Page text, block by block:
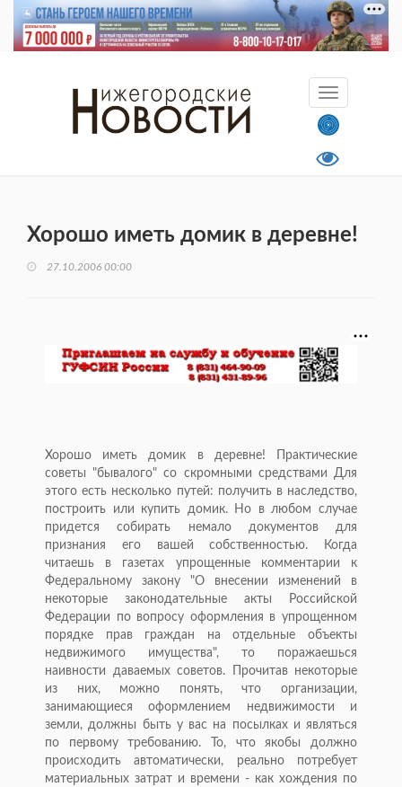
Хорошо иметь домик в деревне!
27.10.2006 00:00
Хорошо иметь домик в деревне! Практические
советы "бывалого" со скромными средствами Для
этого есть несколько путей: получить в наследство,
построить или купить домик. Но в любом случае
придется собирать немало документов для
признания его вашей собственностью. Когда
читаешь в газетах упрощенные комментарии к
Федеральному закону "О внесении изменений в
некоторые законодательные акты Российской
Федерации по вопросу оформления в упрощенном
порядке прав граждан на отдельные объекты
недвижимого имущества", то поражаешься
наивности даваемых советов. Прочитав некоторые
из них, можно понять, что организации,
занимающиеся оформлением недвижимости и
земли, должны быть у вас на посылках и являться
по первому требованию. То, что якобы должно
происходить автоматически, реально потребует
материальных затрат и времени - как хождения по